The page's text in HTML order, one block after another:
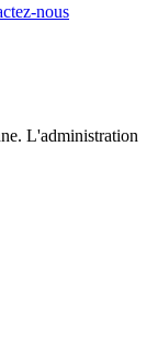
nous
L'administration